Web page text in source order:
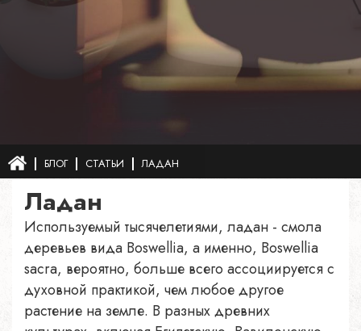
БЛОГ СТАТЬИ ЛАДАН
Ладан
Используемый тысячелетиями, ладан - смола
деревьев вида Boswellia, а именно, Boswellia
sacra, вероятно, больше всего ассоциируется с
духовной практикой, чем любое другое
растение на земле. В разных древних